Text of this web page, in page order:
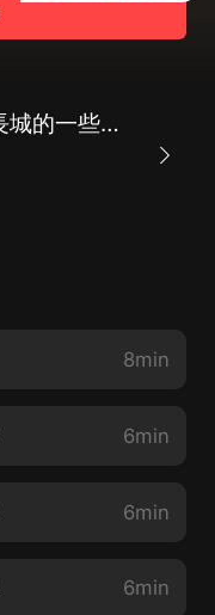
紫塞遺珠 |關於明長城的一些歷史
8min
6min
6min
6min